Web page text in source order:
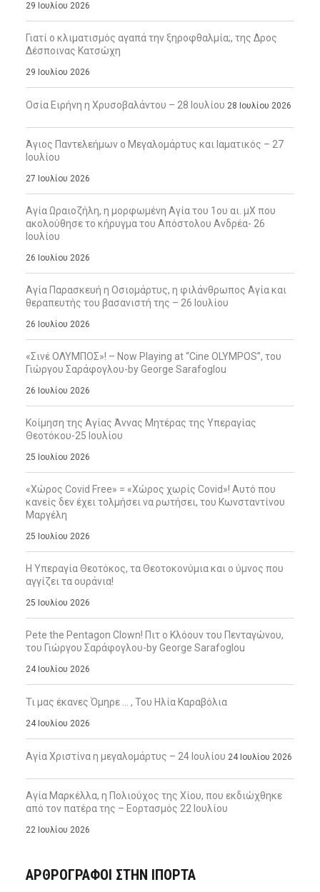
29 Ιουλίου 2026
Γιατί ο κλιματισμός αγαπά την ξηροφθαλμία;, της Δρος
Δέσποινας Κατσώχη
29 Ιουλίου 2026
Οσία Ειρήνη η Χρυσοβαλάντου – 28 Ιουλίου 28 Ιουλίου 2026
Άγιος Παντελεήμων ο Μεγαλομάρτυς και Ιαματικός – 27
Ιουλίου
27 Ιουλίου 2026
Αγία Ωραιοζήλη, η μορφωμένη Αγία του 1ου αι. μΧ που
ακολούθησε το κήρυγμα του Απόστολου Ανδρέα- 26
Ιουλίου
26 Ιουλίου 2026
Αγία Παρασκευή η Οσιομάρτυς, η φιλάνθρωπος Αγία και
θεραπευτής του βασανιστή της – 26 Ιουλίου
26 Ιουλίου 2026
«Σινέ ΟΛΥΜΠΟΣ»! – Now Playing at “Cine OLYMPOS”, του
Γιώργου Σαράφογλου-by George Sarafoglou
26 Ιουλίου 2026
Κοίμηση της Αγίας Άννας Μητέρας της Υπεραγίας
Θεοτόκου-25 Ιουλίου
25 Ιουλίου 2026
«Χώρος Covid Free» = «Χώρος χωρίς Covid»! Αυτό που
κανείς δεν έχει τολμήσει να ρωτήσει, του Κωνσταντίνου
Μαργέλη
25 Ιουλίου 2026
Η Υπεραγία Θεοτόκος, τα Θεοτοκονύμια και ο ύμνος που
αγγίζει τα ουράνια!
25 Ιουλίου 2026
Pete the Pentagon Clown! Πιτ ο Κλόουν του Πενταγώνου,
του Γιώργου Σαράφογλου-by George Sarafoglou
24 Ιουλίου 2026
Τι μας έκανες Όμηρε … , Του Ηλία Καραβόλια
24 Ιουλίου 2026
Αγία Χριστίνα η μεγαλομάρτυς – 24 Ιουλίου 24 Ιουλίου 2026
Αγία Μαρκέλλα, η Πολιούχος της Χίου, που εκδιώχθηκε
από τον πατέρα της – Εορτασμός 22 Ιουλίου
22 Ιουλίου 2026
ΑΡΘΡΟΓΡΑΦΟΙ ΣΤΗΝ IΠΟΡΤΑ